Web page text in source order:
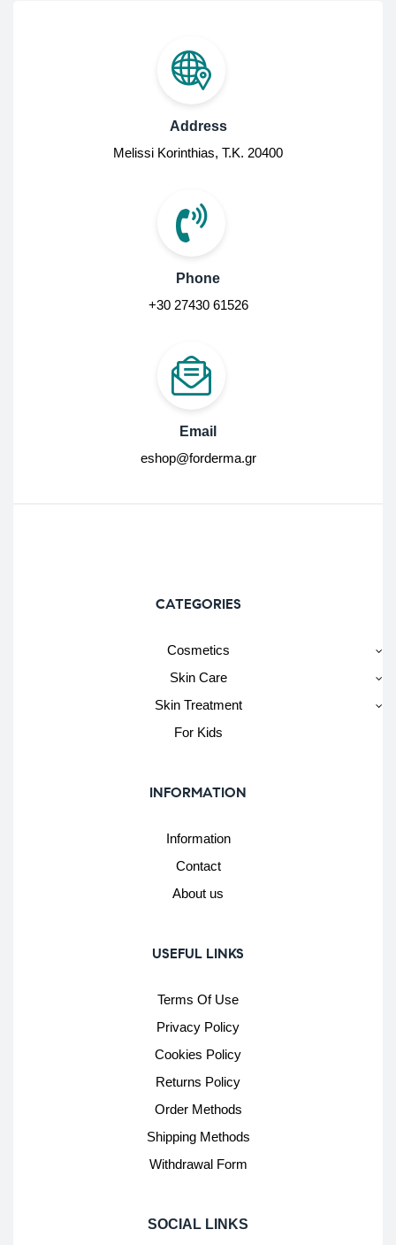
Address
Melissi Korinthias, Τ.Κ. 20400
Phone
+30 27430 61526
Email
eshop@forderma.gr
CATEGORIES
Cosmetics
Skin Care
Skin Treatment
For Kids
INFORMATION
Information
Contact
About us
USEFUL LINKS
Terms Of Use
Privacy Policy
Cookies Policy
Returns Policy
Order Methods
Shipping Methods
Withdrawal Form
SOCIAL LINKS